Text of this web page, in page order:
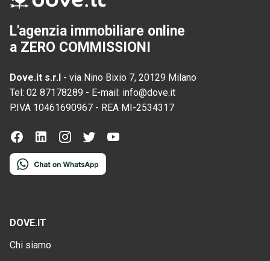
L'agenzia immobiliare online
a ZERO COMMISSIONI
Dove.it s.r.l - via Nino Bixio 7, 20129 Milano
Tel: 02 87178289 - E-mail: info@dove.it
P.IVA 10461690967 - REA MI-2534317
DOVE.IT
Chi siamo